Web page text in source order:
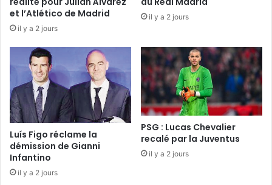
et l’Atlético de Madrid
il y a 2 jours
il y a 2 jours
Luís Figo réclame la
démission de Gianni
Infantino
il y a 2 jours
PSG : Lucas Chevalier
recalé par la Juventus
il y a 2 jours